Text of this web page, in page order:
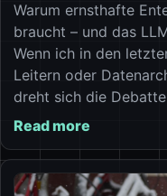
Warum ernsthafte
braucht – und das
Wenn ich in den
Leitern oder
dreht sich die
Read more